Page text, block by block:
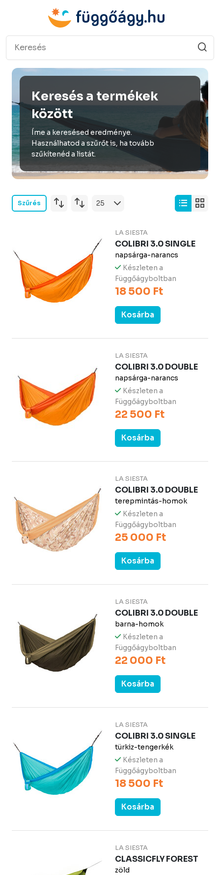
Keresés a termékek
között
Íme a keresésed eredménye.
Használhatod a szűrőt is, ha tovább
szűkítenéd a listát.
Szűrés
LA SIESTA
COLIBRI 3.0 SINGLE
napsárga-narancs
Készleten a
Függőágyboltban
18 500 Ft
Kosárba
LA SIESTA
COLIBRI 3.0 DOUBLE
napsárga-narancs
Készleten a
Függőágyboltban
22 500 Ft
Kosárba
LA SIESTA
COLIBRI 3.0 DOUBLE
terepmintás-homok
Készleten a
Függőágyboltban
25 000 Ft
Kosárba
LA SIESTA
COLIBRI 3.0 DOUBLE
barna-homok
Készleten a
Függőágyboltban
22 000 Ft
Kosárba
LA SIESTA
COLIBRI 3.0 SINGLE
türkiz-tengerkék
Készleten a
Függőágyboltban
18 500 Ft
Kosárba
LA SIESTA
CLASSICFLY FOREST
zöld